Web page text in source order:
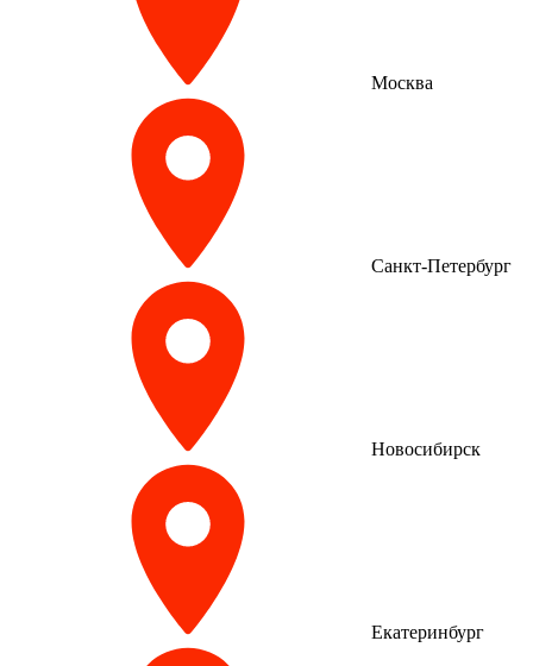
Москва
Санкт-Петербург
Новосибирск
Екатеринбург